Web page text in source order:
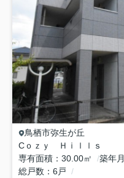
鳥栖市弥生が丘
Cｏｚｙ Ｈｉｌｌｓ
専有面積
30.00㎡ 築年月
総戸数
6戸